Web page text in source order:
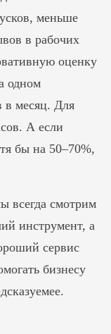
меньше
в рабочих
оценку
одном
в месяц. Для
А если
бы на 50–70%,
всегда смотрим
инструмент, а
сервис
бизнесу